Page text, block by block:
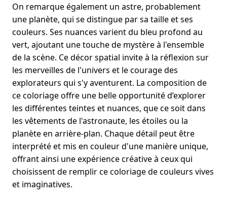
On remarque également un astre, probablement
une planète, qui se distingue par sa taille et ses
couleurs. Ses nuances varient du bleu profond au
vert, ajoutant une touche de mystère à l'ensemble
de la scène. Ce décor spatial invite à la réflexion sur
les merveilles de l'univers et le courage des
explorateurs qui s'y aventurent. La composition de
ce coloriage offre une belle opportunité d’explorer
les différentes teintes et nuances, que ce soit dans
les vêtements de l'astronaute, les étoiles ou la
planète en arrière-plan. Chaque détail peut être
interprété et mis en couleur d'une manière unique,
offrant ainsi une expérience créative à ceux qui
choisissent de remplir ce coloriage de couleurs vives
et imaginatives.